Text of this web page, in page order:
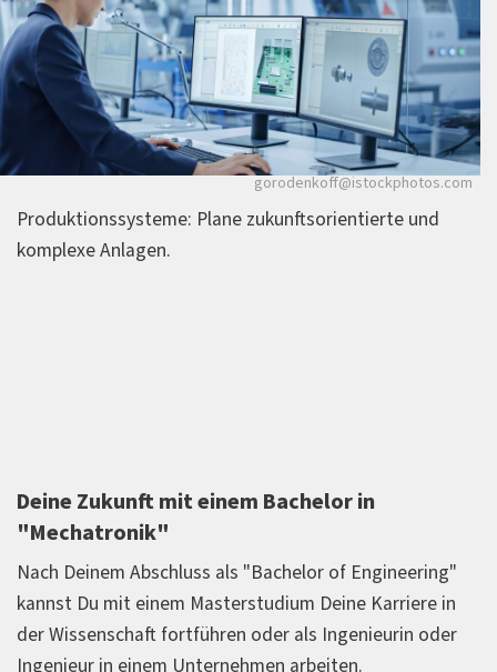
und
Hispanolistic/
Hightech in allen Bereichen: Entwickle
Systeme mit.
Deine Zukunft mit einem Bachelor in
"Mechatronik"
Nach Deinem Abschluss als "Bachelor of Engineering"
kannst Du mit einem Masterstudium Deine Karriere in
der Wissenschaft fortführen oder als Ingenieurin oder
Ingenieur in einem Unternehmen arbeiten.